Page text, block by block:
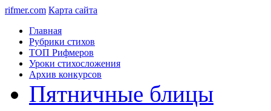
rifmer.com Карта сайта
Главная
Рубрики стихов
ТОП Рифмеров
Уроки стихосложения
Архив конкурсов
Пятничные блицы